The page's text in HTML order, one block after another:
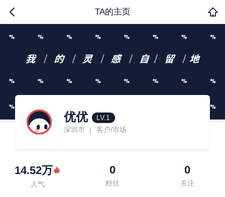
TA的主页
优优
LV.1
深圳市
| 客户/市场
14.52万
人气
0
粉丝
0
关注